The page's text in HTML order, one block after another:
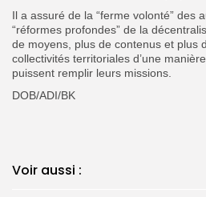
Il a assuré de la “ferme volonté” des
“réformes profondes” de la
de moyens, plus de contenus et plus
collectivités territoriales d’une
puissent remplir leurs missions.
DOB/ADI/BK
Voir aussi :